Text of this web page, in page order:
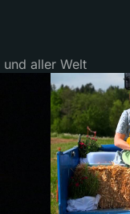
aller Welt